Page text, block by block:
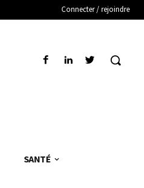
Connecter / rejoindre
SANTÉ